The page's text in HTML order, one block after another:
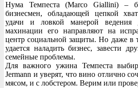
Нума Темпеста (Marco Giallini) –
бизнесмен, обладающей цепкой
удачи и ловкой манерой ведения
махинации его направляют на
центр социальной защиты. Но даже в
удается наладить бизнес, завести
семейные проблемы.
Для важного ужина Темпеста
Jermann и уверят, что вино отлично
мясом, и с лобстером. Верим или